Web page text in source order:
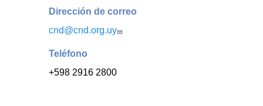
Dirección de correo
cnd@cnd.org.uy
Teléfono
+598 2916 2800